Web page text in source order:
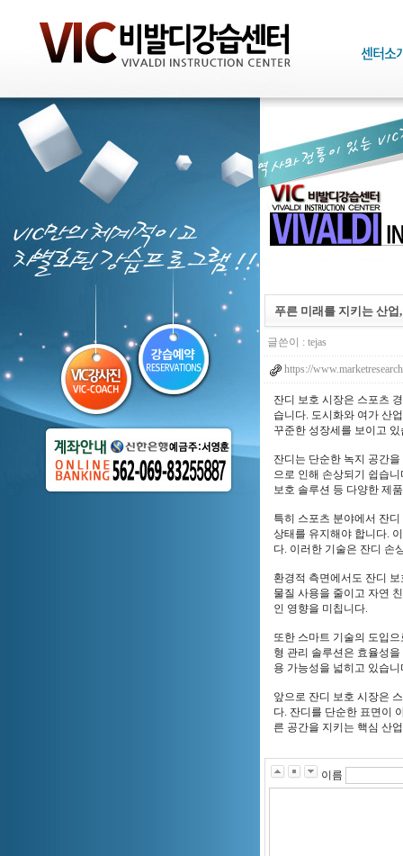
푸른 미래를 지키는 산
글쓴이 : tejas
https://
잔디 보호 시장은 스포츠
습니다. 도시화와 여가 산
꾸준한 성장세를 보이고 있
잔디는 단순한 녹지 공간
으로 인해 손상되기 쉽습
보호 솔루션 등 다양한 제
특히 스포츠 분야에서 잔
상태를 유지해야 합니다.
다. 이러한 기술은 잔디 손
환경적 측면에서도 잔디
물질 사용을 줄이고 자연
인 영향을 미칩니다.
또한 스마트 기술의 도입
형 관리 솔루션은 효율성
용 가능성을 넓히고 있습니
앞으로 잔디 보호 시장은
다. 잔디를 단순한 표면이
른 공간을 지키는 핵심 산
이름